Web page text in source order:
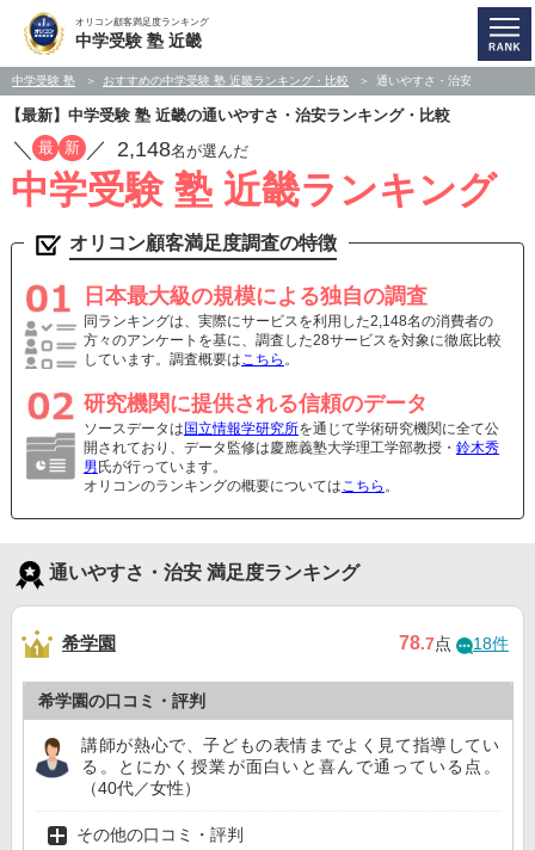
オリコン顧客満足度ランキング
中学受験 塾 近畿
中学受験 塾 おすすめの中学受験 塾 近畿ランキング・比較 通いやすさ・治安
【最新】中学受験 塾 近畿の通いやすさ・治安ランキング・比較
／ 最 新 ／ 2,148名が選んだ
中学受験 塾 近畿ランキング
オリコン顧客満足度調査の特徴
日本最大級の規模による独自の調査
同ランキングは、実際にサービスを利用した2,148名の消費者の
方々のアンケートを基に、調査した28サービスを対象に徹底比較
しています。調査概要はこちら 。
研究機関に提供される信頼のデータ
ソースデータは 国立情報学研究所を通じて学術研究機関に全て公
開されており、データ監修は慶應義塾大学理工学部教授・ 鈴木秀
男 氏が行っています。
オリコンのランキングの概要についてはこちら 。
通いやすさ・治安 満足度ランキング
希学園 78.7点 18件
希学園の口コミ・評判
講師が熱心で、子どもの表情までよく見て指導してい
る。とにかく授業が面白いと喜んで通っている点。
（40代／女性）
その他の口コミ・評判